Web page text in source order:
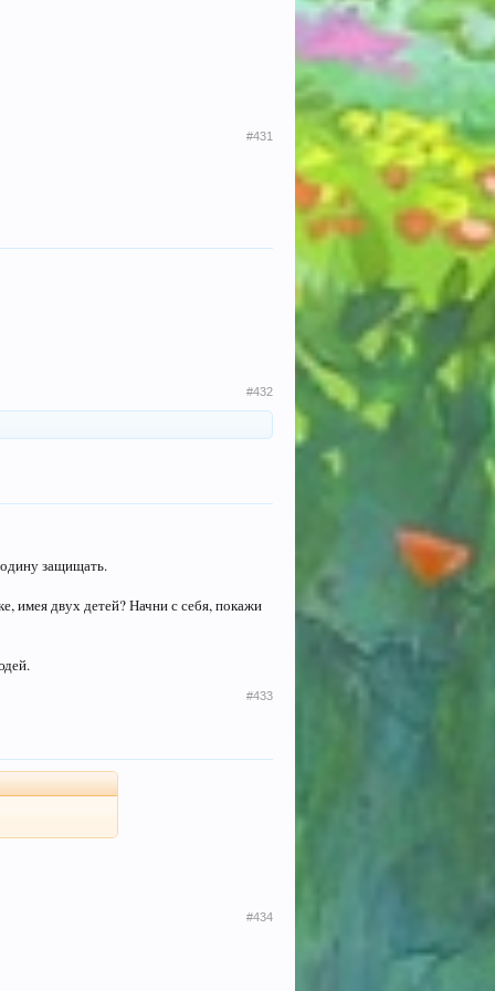
#431
#432
защищать.
имея двух детей? Начни с себя, покажи
#433
#434